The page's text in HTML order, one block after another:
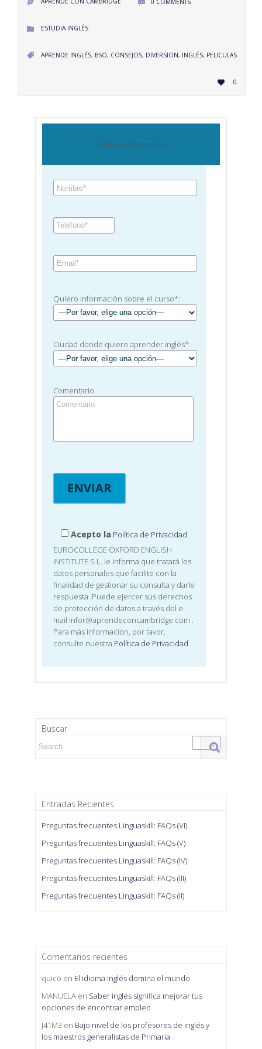
  0 COMMENTS
 CATEGORY
ESTUDIA INGLÉS
 CATEGORY
APRENDE INGLÉS, BSO, CONSEJOS, DIVERSION, INGLÉS, PELICULAS
 LOVE
IT0
Solicita información
Quiero información sobre el curso*:
Ciudad donde quiero aprender inglés*:
Comentario
Acepto la Política de Privacidad
EUROCOLLEGE OXFORD ENGLISH
INSTITUTE S.L. le informa que tratará los
datos personales que facilite con la
finalidad de gestionar su consulta y darle
respuesta. Puede ejercer sus derechos
de protección de datos a través del e-
mail infor@aprendeconcambridge.com .
Para más información, por favor,
consulte nuestra Política de Privacidad .
Buscar
Entradas Recientes
Preguntas frecuentes Linguaskill: FAQs (VI)
Preguntas frecuentes Linguaskill: FAQs (V)
Preguntas frecuentes Linguaskill: FAQs (IV)
Preguntas frecuentes Linguaskill: FAQs (III)
Preguntas frecuentes Linguaskill: FAQs (II)
Comentarios recientes
quico en El idioma inglés domina el mundo
MANUELA en Saber inglés significa mejorar tus
opciones de encontrar empleo
J41M3 en Bajo nivel de los profesores de inglés y
los maestros generalistas de Primaria